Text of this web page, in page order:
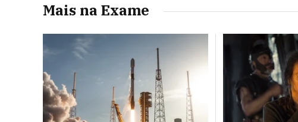
Mais na Exame